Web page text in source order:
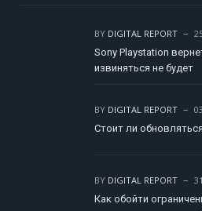
BY DIGITAL REPORT
Sony Playstation
извиняться не будет
BY DIGITAL REPORT
Стоит ли
BY DIGITAL REPORT
Как обойти